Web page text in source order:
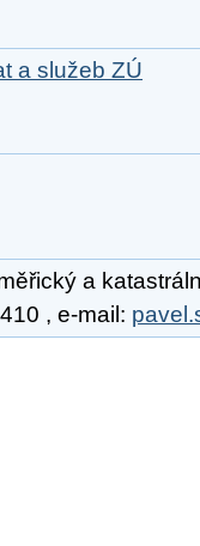
a služeb ZÚ
a
, e-mail: